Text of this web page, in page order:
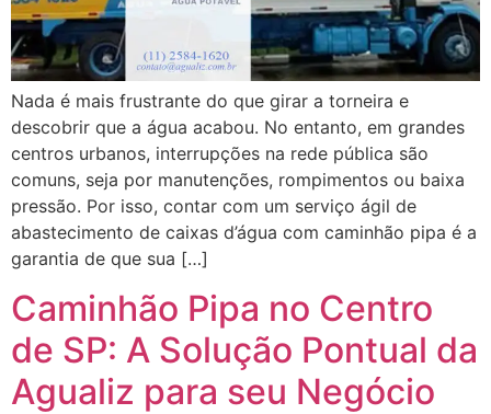
Nada é mais frustrante do que girar a torneira e
descobrir que a água acabou. No entanto, em grandes
centros urbanos, interrupções na rede pública são
comuns, seja por manutenções, rompimentos ou baixa
pressão. Por isso, contar com um serviço ágil de
abastecimento de caixas d’água com caminhão pipa é a
garantia de que sua […]
Caminhão Pipa no Centro
de SP: A Solução Pontual da
Agualiz para seu Negócio